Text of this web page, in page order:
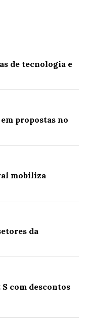
de tecnologia e
propostas no
mobiliza
da
com descontos